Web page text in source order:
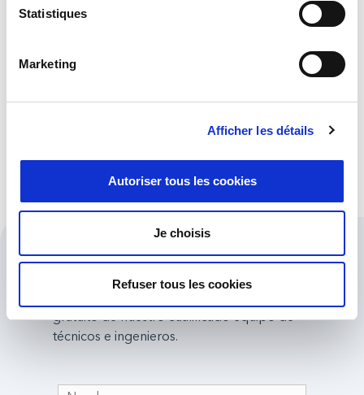
Statistiques
Marketing
Afficher les détails
Autoriser tous les cookies
Je choisis
Refuser tous les cookies
Soluciones informáticas móviles rugerizadas, diseñadas para
metros.
Discover more
¿Cómo le podemos ayudar?
gratuito de nuestro cualificado equipo de
técnicos e ingenieros.